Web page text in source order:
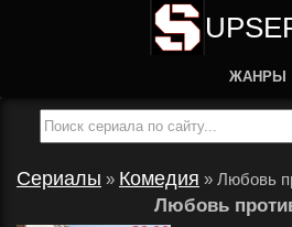
ЖАНРЫ
Сериалы » Комедия » Любовь
Любовь